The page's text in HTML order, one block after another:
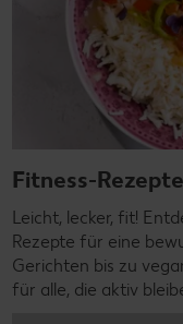
Fitness-Rezepte
Leicht, lecker, fit!
Rezepte für eine
Gerichten bis zu
für alle, die aktiv